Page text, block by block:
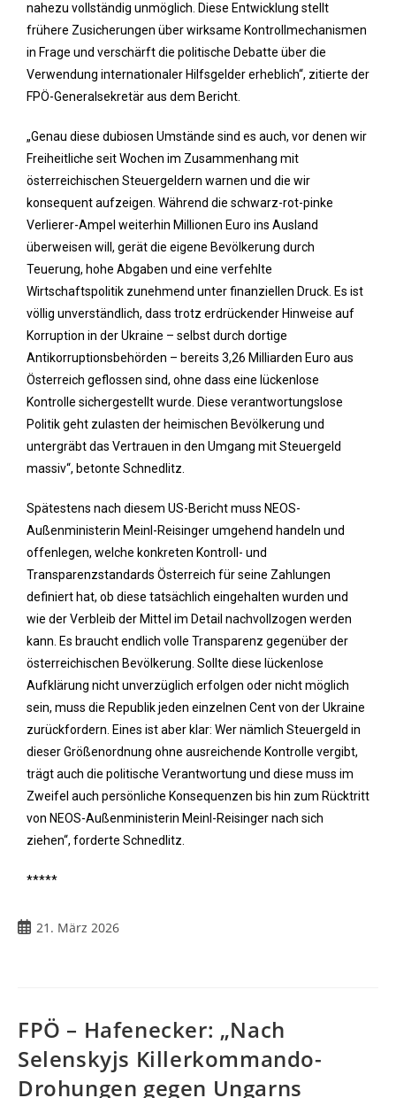
nahezu vollständig unmöglich. Diese Entwicklung stellt
frühere Zusicherungen über wirksame Kontrollmechanismen
in Frage und verschärft die politische Debatte über die
Verwendung internationaler Hilfsgelder erheblich“, zitierte der
FPÖ-Generalsekretär aus dem Bericht.
„Genau diese dubiosen Umstände sind es auch, vor denen wir
Freiheitliche seit Wochen im Zusammenhang mit
österreichischen Steuergeldern warnen und die wir
konsequent aufzeigen. Während die schwarz-rot-pinke
Verlierer-Ampel weiterhin Millionen Euro ins Ausland
überweisen will, gerät die eigene Bevölkerung durch
Teuerung, hohe Abgaben und eine verfehlte
Wirtschaftspolitik zunehmend unter finanziellen Druck. Es ist
völlig unverständlich, dass trotz erdrückender Hinweise auf
Korruption in der Ukraine – selbst durch dortige
Antikorruptionsbehörden – bereits 3,26 Milliarden Euro aus
Österreich geflossen sind, ohne dass eine lückenlose
Kontrolle sichergestellt wurde. Diese verantwortungslose
Politik geht zulasten der heimischen Bevölkerung und
untergräbt das Vertrauen in den Umgang mit Steuergeld
massiv“, betonte Schnedlitz.
Spätestens nach diesem US-Bericht muss NEOS-
Außenministerin Meinl-Reisinger umgehend handeln und
offenlegen, welche konkreten Kontroll- und
Transparenzstandards Österreich für seine Zahlungen
definiert hat, ob diese tatsächlich eingehalten wurden und
wie der Verbleib der Mittel im Detail nachvollzogen werden
kann. Es braucht endlich volle Transparenz gegenüber der
österreichischen Bevölkerung. Sollte diese lückenlose
Aufklärung nicht unverzüglich erfolgen oder nicht möglich
sein, muss die Republik jeden einzelnen Cent von der Ukraine
zurückfordern. Eines ist aber klar: Wer nämlich Steuergeld in
dieser Größenordnung ohne ausreichende Kontrolle vergibt,
trägt auch die politische Verantwortung und diese muss im
Zweifel auch persönliche Konsequenzen bis hin zum Rücktritt
von NEOS-Außenministerin Meinl-Reisinger nach sich
ziehen“, forderte Schnedlitz.
*****
21. März 2026
FPÖ – Hafenecker: „Nach
Selenskyjs Killerkommando-
Drohungen gegen Ungarns